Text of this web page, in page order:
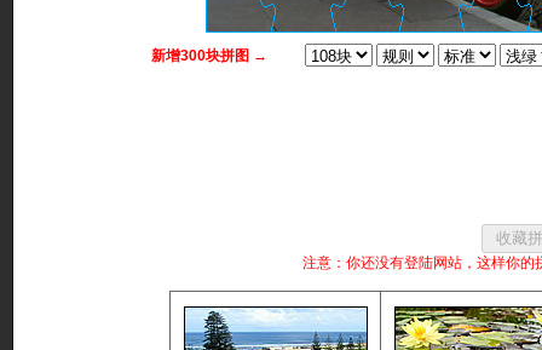
新增300块拼图 →
注意：你还没有登陆网站，这样你